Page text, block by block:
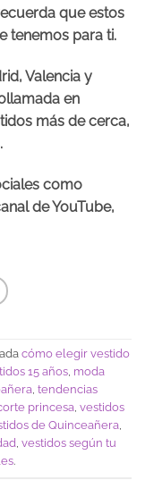
que estos
tenemos para ti.
Valencia y
en
más de cerca,
como
de YouTube,
cómo elegir vestido
15 años, moda
, tendencias
princesa, vestidos
de Quinceañera,
, vestidos según tu
.